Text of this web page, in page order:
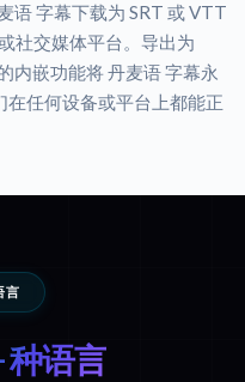
语 字幕下载为 SRT 或 VTT
社交媒体平台。导出为
内嵌功能将 丹麦语 字幕永
在任何设备或平台上都能正
言
种语言